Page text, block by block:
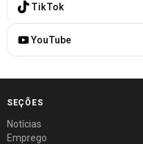
TikTok
YouTube
SEÇÕES
Notícias
Emprego